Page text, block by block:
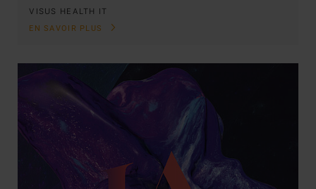
VISUS HEALTH IT
EN SAVOIR PLUS